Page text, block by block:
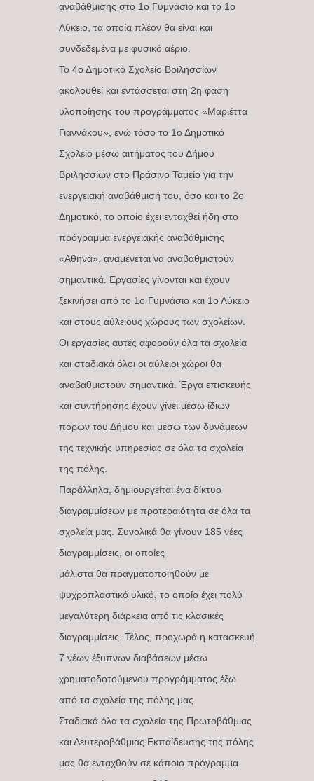
αναβάθμισης στο 1ο Γυμνάσιο και το 1ο
Λύκειο, τα οποία πλέον θα είναι και
συνδεδεμένα με φυσικό αέριο.
Το 4ο Δημοτικό Σχολείο Βριλησσίων
ακολουθεί και εντάσσεται στη 2η φάση
υλοποίησης του προγράμματος «Μαριέττα
Γιαννάκου», ενώ τόσο το 1ο Δημοτικό
Σχολείο μέσω αιτήματος του Δήμου
Βριλησσίων στο Πράσινο Ταμείο για την
ενεργειακή αναβάθμισή του, όσο και το 2ο
Δημοτικό, το οποίο έχει ενταχθεί ήδη στο
πρόγραμμα ενεργειακής αναβάθμισης
«Αθηνά», αναμένεται να αναβαθμιστούν
σημαντικά. Εργασίες γίνονται και έχουν
ξεκινήσει από το 1ο Γυμνάσιο και 1ο Λύκειο
και στους αύλειους χώρους των σχολείων.
Οι εργασίες αυτές αφορούν όλα τα σχολεία
και σταδιακά όλοι οι αύλειοι χώροι θα
αναβαθμιστούν σημαντικά. Έργα επισκευής
και συντήρησης έχουν γίνει μέσω ίδιων
πόρων του Δήμου και μέσω των δυνάμεων
της τεχνικής υπηρεσίας σε όλα τα σχολεία
της πόλης.
Παράλληλα, δημιουργείται ένα δίκτυο
διαγραμμίσεων με προτεραιότητα σε όλα τα
σχολεία μας. Συνολικά θα γίνουν 185 νέες
διαγραμμίσεις, οι οποίες
μάλιστα θα πραγματοποιηθούν με
ψυχροπλαστικό υλικό, το οποίο έχει πολύ
μεγαλύτερη διάρκεια από τις κλασικές
διαγραμμίσεις. Τέλος, προχωρά η κατασκευή
7 νέων έξυπνων διαβάσεων μέσω
χρηματοδοτούμενου προγράμματος έξω
από τα σχολεία της πόλης μας.
Σταδιακά όλα τα σχολεία της Πρωτοβάθμιας
και Δευτεροβάθμιας Εκπαίδευσης της πόλης
μας θα ενταχθούν σε κάποιο πρόγραμμα